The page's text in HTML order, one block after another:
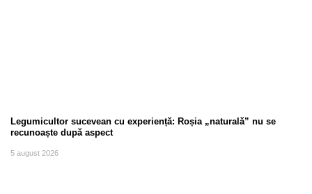
Legumicultor sucevean cu experiență: Roșia „naturală” nu se
recunoaște după aspect
5 august 2026